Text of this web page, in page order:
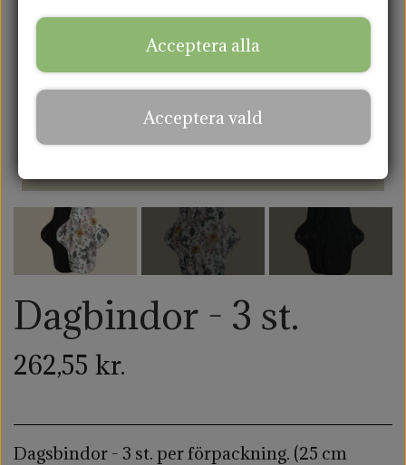
AMNINGSINLÄGG
TYGKASSAR
Dagbindor - 3 st.
262,55 kr.
Dagsbindor - 3 st. per förpackning. (25 cm
Acceptera alla
Acceptera vald